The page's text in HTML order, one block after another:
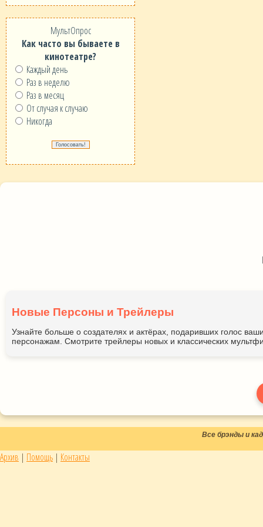
МультОпрос
Как часто вы бываете в
кинотеатре?
Каждый день
Раз в неделю
Раз в месяц
От случая к случаю
Никогда
Новые Персоны и Трейлеры
Узнайте больше о создателях и актёрах, подаривших голос
персонажам. Смотрите трейлеры новых и классических
Все брэнды и
Архив | Помощь | Контакты